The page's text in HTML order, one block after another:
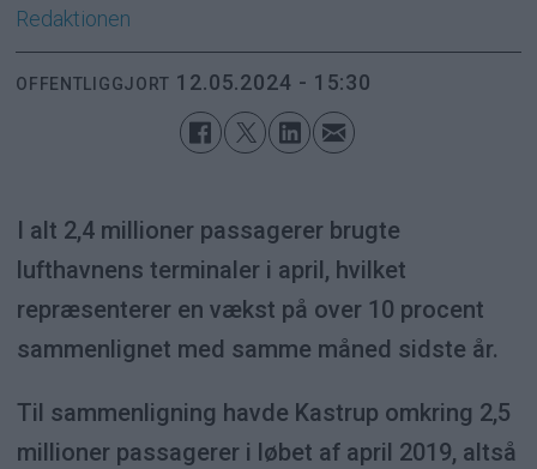
Redaktionen
OFFENTLIGGJORT 12.05.2024 - 15:30
I alt 2,4 millioner passagerer brugte
lufthavnens terminaler i april, hvilket
repræsenterer en vækst på over 10 procent
sammenlignet med samme måned sidste år.
Til sammenligning havde Kastrup omkring 2,5
millioner passagerer i løbet af april 2019, altså